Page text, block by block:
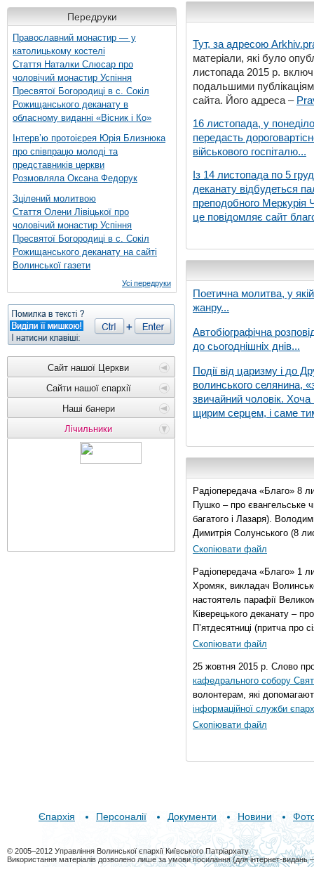
Передруки
Православний монастир — у
католицькому костелі
Стаття Наталки Слюсар про
чоловічий монастир Успіння
Пресвятої Богородиці в с. Сокіл
Рожищанського деканату в
обласному виданні «Вісник і Ко»
Інтерв’ю протоієрея Юрія Близнюка
про співпрацю молоді та
представників церкви
Розмовляла Оксана Федорук
Зцілений молитвою
Стаття Олени Лівіцької про
чоловічий монастир Успіння
Пресвятої Богородиці в с. Сокіл
Рожищанського деканату на сайті
Волинської газети
Усі передруки
Сайт нашої Церкви
Сайти нашої єпархії
Наші банери
Лічильники
Тут, за адресою
матеріали, які було
листопада 2015 р.
подальшими
сайта. Його адреса –
16 листопада, у
передасть
військового госпіталю...
Із 14 листопада по 5
деканату відбудеться
преподобного Меркурія
це повідомляє сайт
Поетична молитва, у
жанру...
Автобіографічна
до сьогоднішніх днів...
Події від царизму і до
волинського селянина,
звичайний чоловік. Хоча
щирим серцем, і саме
Радіопередача «Благо» 8
Пушко – про євангельське
багатого і Лазаря).
Димитрія Солунського (8
Скопіювати файл
Радіопередача «Благо» 1
Хромяк, викладач
настоятель парафії
Ківерецького деканату –
П’ятдесятниці (притча про
Скопіювати файл
25 жовтня 2015 р. Слово
кафедрального собору
волонтерам, які
інформаційної служби
Скопіювати файл
Єпархія Персоналії Документи Новини
© 2005–2012 Управління Волинської єпархії Київського Патріархату
Використання матеріалів дозволено лише за умови посилання (для інтернет-видань